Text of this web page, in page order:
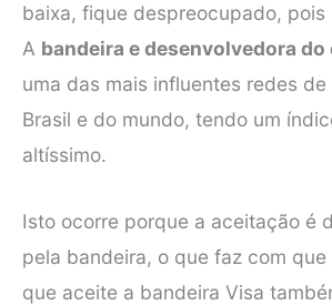
baixa, fique despreocupado, pois
A bandeira e desenvolvedora do
uma das mais influentes redes
Brasil e do mundo, tendo um
altíssimo.
Isto ocorre porque a aceitação é
pela bandeira, o que faz com
que aceite a bandeira Visa